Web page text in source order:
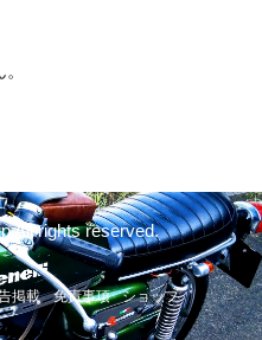
All rights reserved.
掲載 免責事項
ショップ